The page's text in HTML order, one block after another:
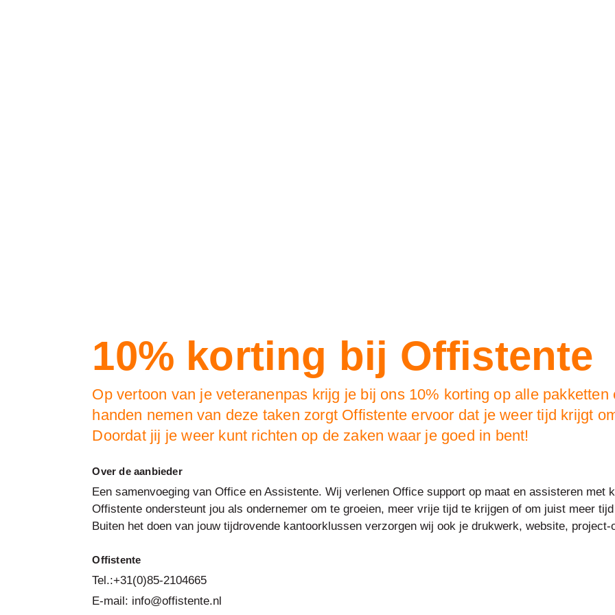
10% korting bij Offistente
Op vertoon van je veteranenpas krijg je bij ons 10% korting op alle
handen nemen van deze taken zorgt Offistente ervoor dat je weer tijd krijgt
Doordat jij je weer kunt richten op de zaken waar je goed in bent!
Over de aanbieder
Een samenvoeging van Office en Assistente. Wij verlenen Office support op maat en assisteren met
Offistente ondersteunt jou als ondernemer om te groeien, meer vrije tijd te krijgen of om juist meer
Buiten het doen van jouw tijdrovende kantoorklussen verzorgen wij ook je drukwerk, website, project-
Offistente
Tel.:+31(0)85-2104665
E-mail: info@offistente.nl